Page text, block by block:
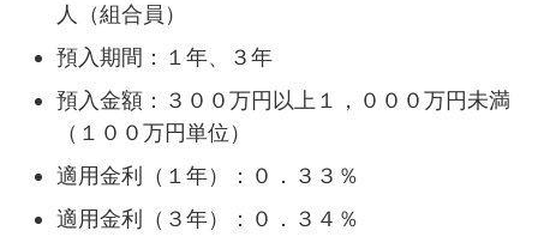
人（組合員）
預入期間：１年、３年
預入金額：３００万円以上１，０００万円未満
（１００万円単位）
適用金利（１年）：０．３３％
適用金利（３年）：０．３４％